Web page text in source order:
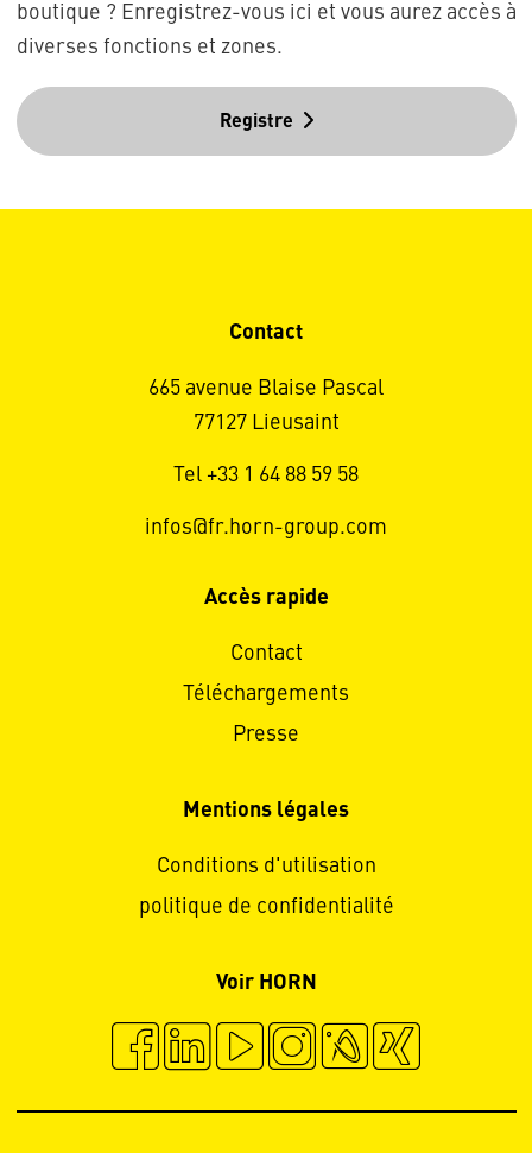
boutique ? Enregistrez-vous ici et vous aurez accès à
diverses fonctions et zones.
Registre
Contact
665 avenue Blaise Pascal
77127 Lieusaint
Tel +33 1 64 88 59 58
infos@fr.horn-group.com
Accès rapide
Contact
Téléchargements
Presse
Mentions légales
Conditions d'utilisation
politique de confidentialité
Voir HORN